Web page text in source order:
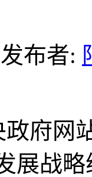
发布者:
政府网
展战